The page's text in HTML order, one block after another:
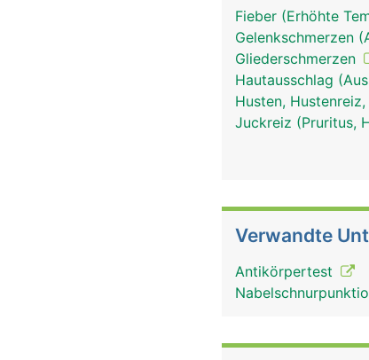
Fieber (Erhöhte
Gelenkschmerzen
Gliederschmerzen
Hautausschlag
Husten,
Juckreiz (Pruritus,
Verwandte
Antikörpertest